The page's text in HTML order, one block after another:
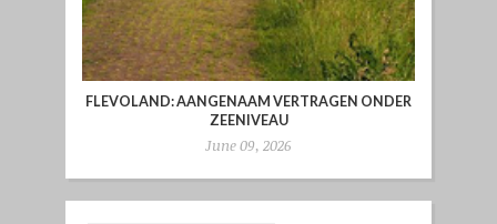
FLEVOLAND: AANGENAAM VERTRAGEN ONDER
ZEENIVEAU
June 09, 2026